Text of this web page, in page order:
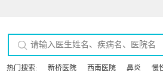
热门搜索: 新桥医院 西南医院 鼻炎 慢